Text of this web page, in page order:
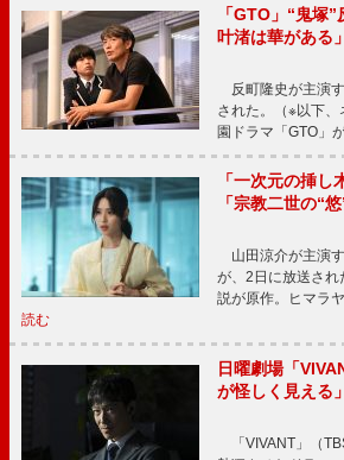
「GTO」“鬼塚
叶渚は華がある
反町隆史が主演
された。（※以下
園ドラマ「GTO」
「一次元の挿
「宗教二世の“
山田涼介が主演
が、2日に放送さ
説が原作。ヒマラ
読む
日曜劇場「
が怪しく見える」
「VIVANT」（